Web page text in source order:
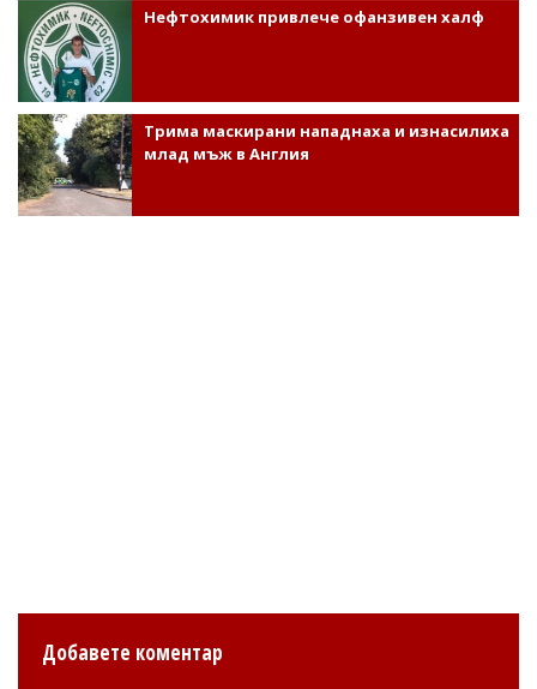
Нефтохимик привлече офанзивен халф
Трима маскирани нападнаха и изнасилиха
млад мъж в Англия
Добавете коментар